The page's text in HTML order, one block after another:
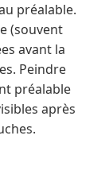
préalable.
(souvent
avant la
Peindre
préalable
après